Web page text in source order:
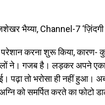
भैय्या, Channel-7 ‘ज़िंदगी
करना शुरू किया, कारण-
ने। गजब है। लड़कर अपने
पढ़ा तो भरोसा ही नहीं हुआ।
को समर्पित करते का फोटो